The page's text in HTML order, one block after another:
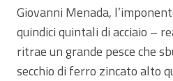
Giovanni Menada,
quindici quintali di acciaio –
ritrae un grande pesce che
secchio di ferro zincato alto